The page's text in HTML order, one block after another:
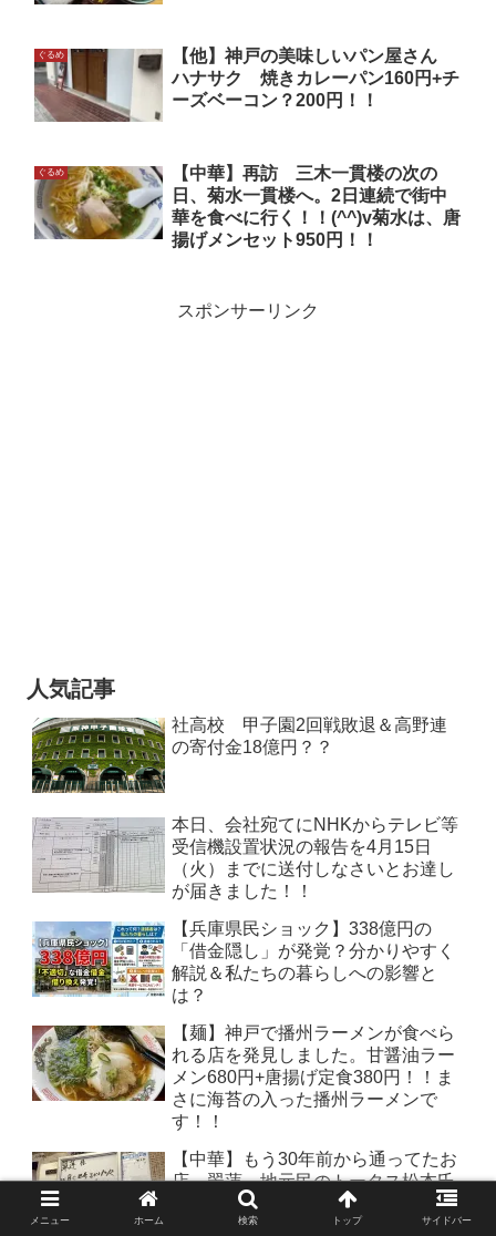
ぐるめ
【他】神戸の美味しいパン屋さん
ハナサク 焼きカレーパン160円+チ
ーズベーコン？200円！！
ぐるめ
【中華】再訪 三木一貫楼の次の
日、菊水一貫楼へ。2日連続で街中
華を食べに行く！！(^^)v菊水は、唐
揚げメンセット950円！！
スポンサーリンク
人気記事
社高校 甲子園2回戦敗退＆高野連
の寄付金18億円？？
本日、会社宛てにNHKからテレビ等
受信機設置状況の報告を4月15日
（火）までに送付しなさいとお達し
が届きました！！
【兵庫県民ショック】338億円の
「借金隠し」が発覚？分かりやすく
解説＆私たちの暮らしへの影響と
は？
【麺】神戸で播州ラーメンが食べら
れる店を発見しました。甘醤油ラー
メン680円+唐揚げ定食380円！！ま
さに海苔の入った播州ラーメンで
す！！
【中華】もう30年前から通ってたお
店 翠蓮。地元民のトータス松本氏
も元チャンピオンの長谷川穂積氏も
来店されてるほど美味しいお店で
メニュー ホーム 検索 トップ サイドバー